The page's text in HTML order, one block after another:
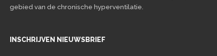
gebied van de chronische hyperventilatie.
INSCHRIJVEN NIEUWSBRIEF